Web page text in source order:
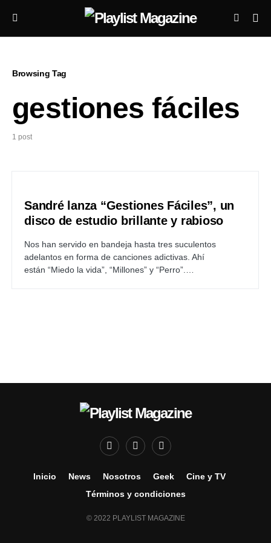
Browsing Tag
gestiones fáciles
1 post
Sandré lanza “Gestiones Fáciles”, un
disco de estudio brillante y rabioso
Nos han servido en bandeja hasta tres suculentos
adelantos en forma de canciones adictivas. Ahí
están “Miedo la vida”, “Millones” y “Perro”.…
Inicio News Nosotros Geek
Cine y TV
Términos y condiciones
© 2022 PLAYLIST MAGAZINE